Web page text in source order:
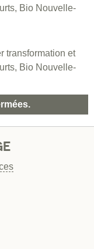
Bio Nouvelle-
transformation et
Bio Nouvelle-